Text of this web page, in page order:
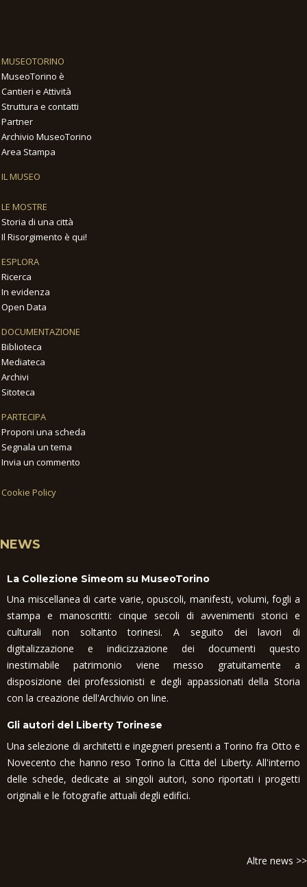
MUSEOTORINO
MuseoTorino è
Cantieri e Attività
Struttura e contatti
Partner
Archivio MuseoTorino
Area Stampa
IL MUSEO
LE MOSTRE
Storia di una città
Il Risorgimento è qui!
ESPLORA
Ricerca
In evidenza
Open Data
DOCUMENTAZIONE
Biblioteca
Mediateca
Archivi
Sitoteca
PARTECIPA
Proponi una scheda
Segnala un tema
Invia un commento
Cookie Policy
NEWS
La Collezione Simeom su MuseoTorino
Una miscellanea di carte varie, opuscoli, manifesti, volumi, fogli a
stampa e manoscritti: cinque secoli di avvenimenti storici e
culturali non soltanto torinesi. A seguito dei lavori di
digitalizzazione e indicizzazione dei documenti questo
inestimabile patrimonio viene messo gratuitamente a
disposizione dei professionisti e degli appassionati della Storia
con la creazione dell'Archivio on line.
Gli autori del Liberty Torinese
Una selezione di architetti e ingegneri presenti a Torino fra Otto e
Novecento che hanno reso Torino la Citta del Liberty. All'interno
delle schede, dedicate ai singoli autori, sono riportati i progetti
originali e le fotografie attuali degli edifici.
Altre news >>